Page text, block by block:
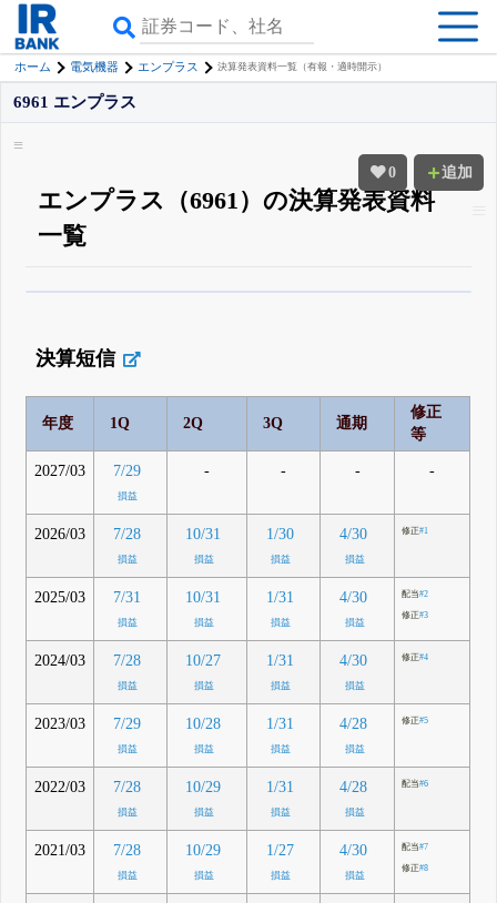
ホーム 電気機器 エンプラス 決算発表資料一覧（有報・適時開示）
0 追加
6961 エンプラス
エンプラス（6961）の決算発表資料
一覧
登録すると永久30%OFFと米株版の先行利用も付きます
決算短信
年度 1Q 2Q 3Q 通期
修正
等
2027/03 7/29
損益
- - - -
2026/03 7/28
損益
10/31
損益
1/30
損益
4/30
損益
修正#1
2025/03 7/31
損益
10/31
損益
1/31
損益
4/30
損益
配当#2
修正#3
2024/03 7/28
損益
10/27
損益
1/31
損益
4/30
損益
修正#4
2023/03 7/29
損益
10/28
損益
1/31
損益
4/28
損益
修正#5
2022/03 7/28
損益
10/29
損益
1/31
損益
4/28
損益
配当#6
2021/03 7/28
損益
10/29
損益
1/27
損益
4/30
損益
配当#7
修正#8